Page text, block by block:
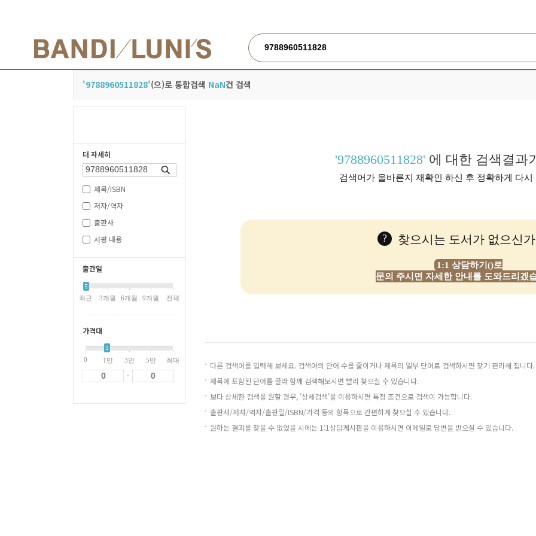
검색
'9788960511828'(으)로 통합검색 NaN건 검색
더 자세히
검색
제목/ISBN
저자/역자
출판사
서평 내용
출간일
최근 3개월 6개월 9개월 전체
가격대
0 1만 3만 5만 최대
-
'9788960511828' 에 대한 검색결과
검색어가 올바른지 재확인 하신 후 정확하게 다시
? 찾으시는 도서가 없으신
1:1 상담하기()로
문의 주시면 자세한 안내를 도와드리겠
다른 검색어를 입력해 보세요. 검색어의 단어 수를 줄이거나 제목의 일부 단어로 검색하시면 찾기 편리해 집니다.
제목에 포함된 단어를 골라 함께 검색해보시면 빨리 찾으실 수 있습니다.
보다 상세한 검색을 원할 경우, '상세검색'을 이용하시면 특정 조건으로 검색이 가능합니다.
출판사/저자/역자/출판일/ISBN/가격 등의 항목으로 간편하게 찾으실 수 있습니다.
원하는 결과를 찾을 수 없었을 시에는 1:1상담게시판을 이용하시면 이메일로 답변을 받으실 수 있습니다.